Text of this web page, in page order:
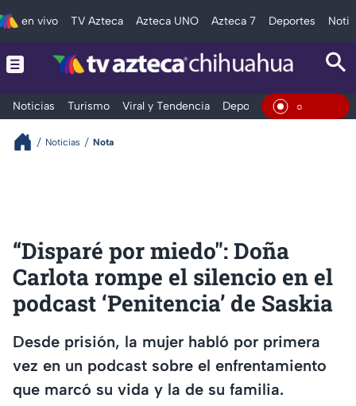
en vivo TV Azteca Azteca UNO Azteca 7 Deportes
Noticias Turismo Viral y Tendencia Deportes Espectáculos
En Vivo
Noticias Nota
“Disparé por miedo": Doña
Carlota rompe el silencio en el
podcast ‘Penitencia’ de Saskia
Desde prisión, la mujer habló por primera
vez en un podcast sobre el enfrentamiento
que marcó su vida y la de su familia.